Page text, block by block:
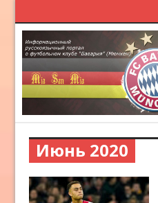
Июнь 2020